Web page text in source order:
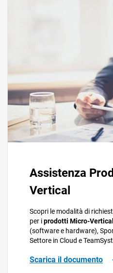
Assistenza
Vertical
Scopri le modalità di
per iprodotti Micro-Vertical
(software e hardware),
Settore in Cloud e
Scarica il documento